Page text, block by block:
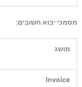
מסמכי יבוא חשובים:
מושג
Invoice